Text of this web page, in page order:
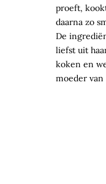
proeft,
daarna zo
De
liefst uit
koken en
moeder